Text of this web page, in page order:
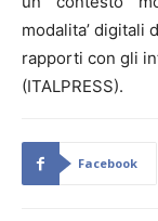
modalita’ digitali
rapporti con gli
(ITALPRESS).
Facebook